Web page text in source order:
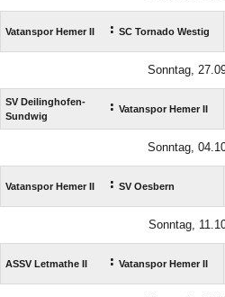
Vatanspor Hemer II : SC Tornado Westig
Sonntag,
SV Deilinghofen-
Sundwig
: Vatanspor Hemer II
Sonntag,
Vatanspor Hemer II : SV Oesbern
Sonntag,
ASSV Letmathe II : Vatanspor Hemer II